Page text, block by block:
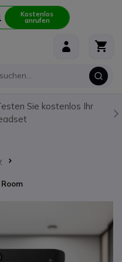
Kostenlos
anrufen
kostenlos Ihr
Unser